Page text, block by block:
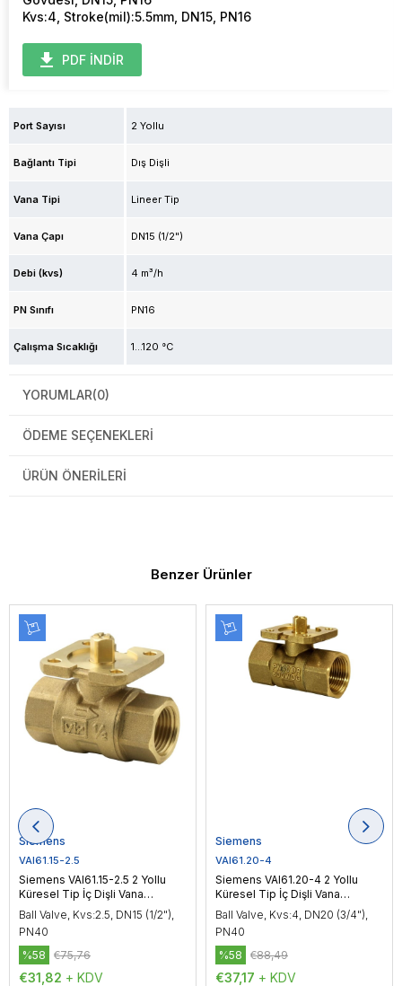
Kvs:4, Stroke(mil):5.5mm, DN15, PN16
PDF İNDİR
Port Sayısı 2 Yollu
Bağlantı Tipi Dış Dişli
Vana Tipi Lineer Tip
Vana Çapı DN15 (1/2")
Debi (kvs) 4 m³/h
PN Sınıfı PN16
Çalışma Sıcaklığı 1...120 °C
YORUMLAR(0)
ÖDEME SEÇENEKLERI
ÜRÜN ÖNERILERI
Benzer Ürünler
Siemens
VAI61.15-2.5
Siemens VAI61.15-2.5 2 Yollu
Küresel Tip İç Dişli Vana
Gövdesi, DN15 (1/2"), PN40
Ball Valve, Kvs:2.5, DN15 (1/2"),
PN40
€31,82 + KDV
%58 €75,76
Siemens
VAI61.20-4
Siemens VAI61.20-4 2 Yollu
Küresel Tip İç Dişli Vana
Gövdesi, DN20 (3/4"), PN40
Ball Valve, Kvs:4, DN20 (3/4"),
PN40
€37,17 + KDV
%58 €88,49